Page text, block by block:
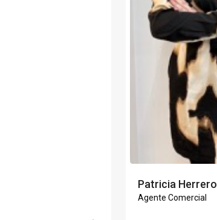
Patricia Herrero
Agente Comercial